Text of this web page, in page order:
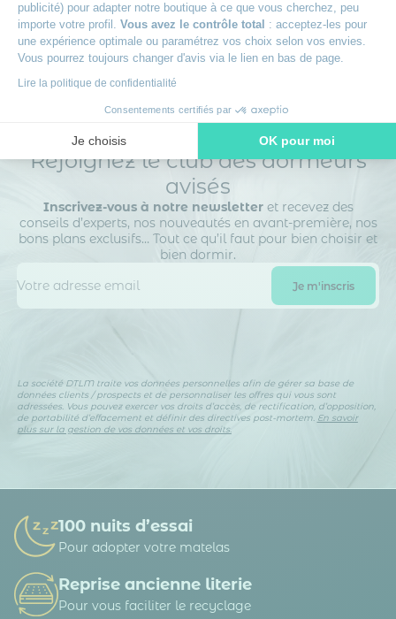
publicité) pour adapter notre boutique à ce que vous cherchez, peu
importe votre profil. Vous avez le contrôle total : acceptez-les pour
une expérience optimale ou paramétrez vos choix selon vos envies.
Vous pourrez toujours changer d'avis via le lien en bas de page.
Lire la politique de confidentialité
Consentements certifiés par
Je choisis OK pour moi
Axeptio consent
Plateforme de Gestion du Consentement : Personnalisez vos
Notre plateforme vous permet d'adapter et de gérer vos
Des experts à votre écoute
Rejoignez le club des dormeurs
avisés
Inscrivez-vous à notre newsletteret recevez des
conseils d’experts, nos nouveautés en avant-première, nos
bons plans exclusifs… Tout ce qu’il faut pour bien choisir et
bien dormir.
La société DTLM traite vos données personnelles afin de gérer sa base de
données clients / prospects et de personnaliser les offres qui vous sont
adressées. Vous pouvez exercer vos droits d’accès, de rectification, d’opposition,
de portabilité d’effacement et définir des directives post-mortem. En savoir
plus sur la gestion de vos données et vos droits.
100 nuits d’essai
Pour adopter votre matelas
Reprise ancienne literie
Pour vous faciliter le recyclage